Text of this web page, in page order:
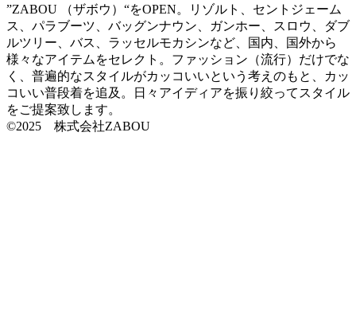
”ZABOU （ザボウ）“をOPEN。リゾルト、セントジェーム
ス、パラブーツ、バッグンナウン、ガンホー、スロウ、ダブ
ルツリー、バス、ラッセルモカシンなど、国内、国外から
様々なアイテムをセレクト。ファッション（流行）だけでな
く、普遍的なスタイルがカッコいいという考えのもと、カッ
コいい普段着を追及。日々アイディアを振り絞ってスタイル
をご提案致します。
©2025 株式会社ZABOU